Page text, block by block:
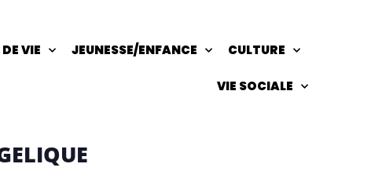
VIE JEUNESSE/ENFANCE CULTURE
VIE SOCIALE